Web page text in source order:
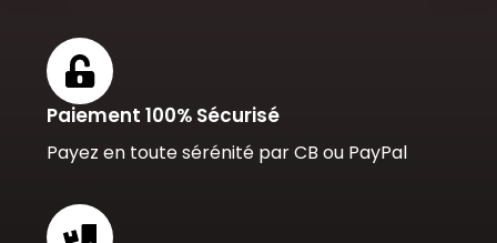
Paiement 100% Sécurisé
Payez en toute sérénité par CB ou PayPal